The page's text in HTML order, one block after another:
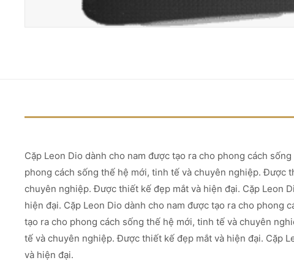
Cặp Leon Dio dành cho nam được tạo ra cho phong cách
phong cách sống thế hệ mới, tinh tế và chuyên nghiệp. Được
chuyên nghiệp. Được thiết kế đẹp mắt và hiện đại. Cặp Leon
hiện đại. Cặp Leon Dio dành cho nam được tạo ra cho
tạo ra cho phong cách sống thế hệ mới, tinh tế và chuyên
tế và chuyên nghiệp. Được thiết kế đẹp mắt và hiện đại. Cặp
và hiện đại.